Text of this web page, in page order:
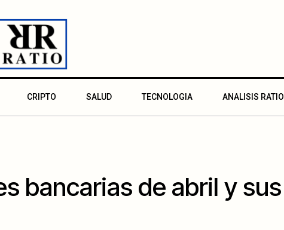
CRIPTO SALUD TECNOLOGIA ANALISIS RATIO
bancarias de abril y sus